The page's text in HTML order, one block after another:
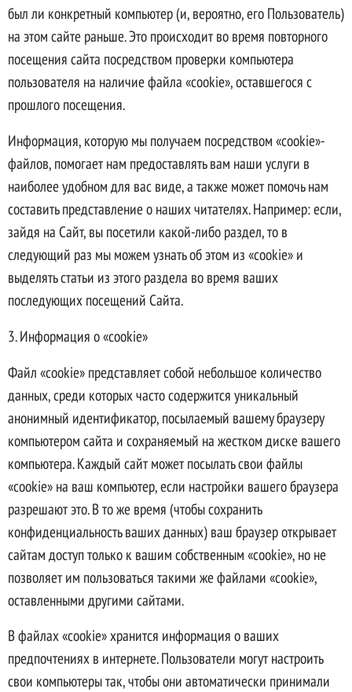
Соглашение об
использовании файлов
cookie
был ли конкретный компьютер (и, вероятно, его Пользователь)
на этом сайте раньше. Это происходит во время повторного
посещения сайта посредством проверки компьютера
пользователя на наличие файла «cookie», оставшегося с
прошлого посещения.
Информация, которую мы получаем посредством «cookie»-
файлов, помогает нам предоставлять вам наши услуги в
наиболее удобном для вас виде, а также может помочь нам
составить представление о наших читателях. Например: если,
зайдя на Сайт, вы посетили какой-либо раздел, то в
следующий раз мы можем узнать об этом из «cookie» и
выделять статьи из этого раздела во время ваших
последующих посещений Сайта.
3. Информация о «cookie»
Файл «cookie» представляет собой небольшое количество
данных, среди которых часто содержится уникальный
анонимный идентификатор, посылаемый вашему браузеру
компьютером сайта и сохраняемый на жестком диске вашего
компьютера. Каждый сайт может посылать свои файлы
«cookie» на ваш компьютер, если настройки вашего браузера
разрешают это. В то же время (чтобы сохранить
конфиденциальность ваших данных) ваш браузер открывает
сайтам доступ только к вашим собственным «cookie», но не
позволяет им пользоваться такими же файлами «cookie»,
оставленными другими сайтами.
В файлах «cookie» хранится информация о ваших
предпочтениях в интернете. Пользователи могут настроить
свои компьютеры так, чтобы они автоматически принимали